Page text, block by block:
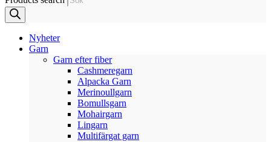
Nyheter
Garn
Garn efter fiber
Cashmeregarn
Alpacka Garn
Merinoullgarn
Bomullsgarn
Mohairgarn
Lingarn
Multifärgat garn